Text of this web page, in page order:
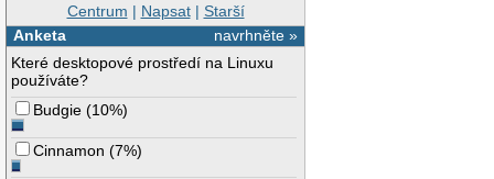
Centrum | Napsat| Starší
navrhněte »
Anketa
Které desktopové prostředí na Linuxu
používáte?
Budgie (10%)
Cinnamon (7%)